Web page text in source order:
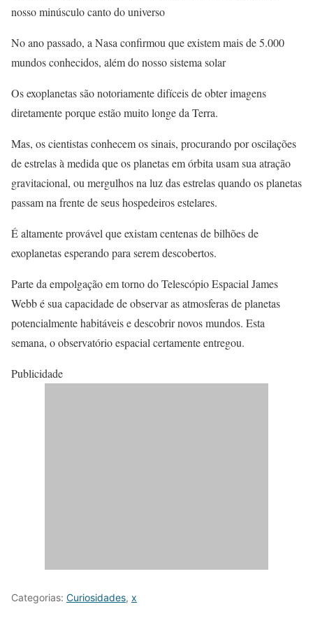
nosso minúsculo canto do universo
No ano passado, a Nasa confirmou que existem mais de 5.000
mundos conhecidos, além do nosso sistema solar
Os exoplanetas são notoriamente difíceis de obter imagens
diretamente porque estão muito longe da Terra.
Mas, os cientistas conhecem os sinais, procurando por oscilações
de estrelas à medida que os planetas em órbita usam sua atração
gravitacional, ou mergulhos na luz das estrelas quando os planetas
passam na frente de seus hospedeiros estelares.
É altamente provável que existam centenas de bilhões de
exoplanetas esperando para serem descobertos.
Parte da empolgação em torno do Telescópio Espacial James
Webb é sua capacidade de observar as atmosferas de planetas
potencialmente habitáveis ​​e descobrir novos mundos. Esta
semana, o observatório espacial certamente entregou.
Publicidade
Categorias: Curiosidades, x